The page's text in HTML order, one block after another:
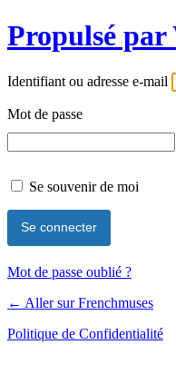
Propulsé par
Identifiant ou adresse e-mail
Mot de passe
Se souvenir de moi
Mot de passe oublié ?
← Aller sur Frenchmuses
Politique de Confidentialité